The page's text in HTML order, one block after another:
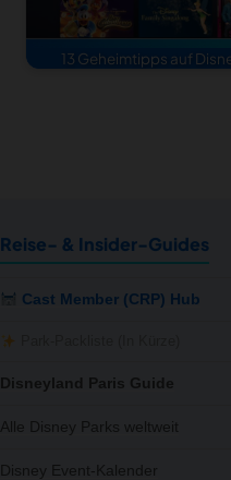
13 Geheimtipps auf
Reise- & Insider-Guides
Cast Member (CRP) Hub
Disneyland Paris Guide
Alle Disney Parks weltweit
Disney Event-Kalender